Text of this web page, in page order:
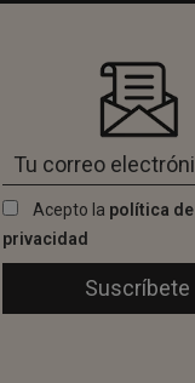
Acepto la política de
privacidad